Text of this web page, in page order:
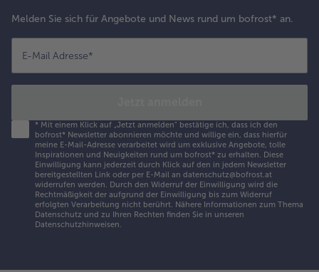
Melden Sie sich für Angebote und News rund um bofrost* an.
E-Mail Adresse*
* Mit einem Klick auf „Jetzt anmelden" bestätige ich, dass ich den
bofrost* Newsletter abonnieren möchte und willige ein, dass hierfür
meine E-Mail-Adresse verarbeitet wird um exklusive Angebote, tolle
Inspirationen und Neuigkeiten rund um bofrost* zu erhalten. Diese
Einwilligung kann jederzeit durch Klick auf den in jedem Newsletter
bereitgestellten Link oder per E-Mail an datenschutz@bofrost.at
widerrufen werden. Durch den Widerruf der Einwilligung wird die
Rechtmäßigkeit der aufgrund der Einwilligung bis zum Widerruf
erfolgten Verarbeitung nicht berührt. Nähere Informationen zum Thema
Datenschutz und zu Ihren Rechten finden Sie in unseren
Datenschutzhinweisen.